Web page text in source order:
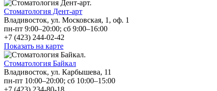
Стоматология Дент-арт
Владивосток, ул. Московская, 1, оф. 1
пн-пт 9:00–20:00; сб 9:00–16:00
+7 (423) 244-02-42
Показать на карте
Стоматология Байкал
Владивосток, ул. Карбышева, 11
пн-пт 10:00–20:00; сб 10:00–15:00
+7 (423) 234-80-18